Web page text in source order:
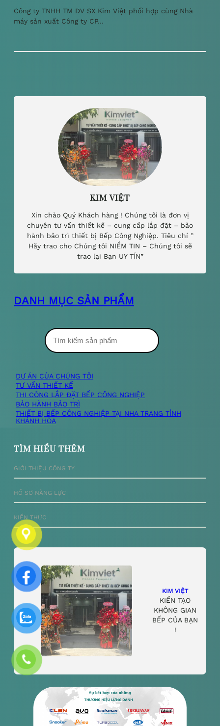
Công ty TNHH TM DV SX Kim Việt phối hợp cùng Nhà
máy sản xuất Công ty CP…
KIM VIỆT
Xin chào Quý Khách hàng ! Chúng tôi là đơn vị
chuyên tư vấn thiết kế – cung cấp lắp đặt – bảo
hành bảo trì thiết bị Bếp Công Nghiệp. Tiêu chí ”
Hãy trao cho Chúng tôi NIỀM TIN – Chúng tôi sẽ
trao lại Bạn UY TÍN”
DANH MỤC SẢN PHẨM
m
k
i
ế
m
DỰ ÁN CỦA CHÚNG TÔI
TƯ VẤN THIẾT KẾ
THI CÔNG LẮP ĐẶT BẾP CÔNG NGHIỆP
BẢO HÀNH BẢO TRÌ
THIẾT BỊ BẾP CÔNG NGHIỆP TẠI NHA TRANG TỈNH
KHÁNH HÒA
TÌM HIỂU THÊM
GIỚI THIỆU CÔNG TY
HỒ SƠ NĂNG LỰC
KIẾN THỨC
KIM VIỆT
KIẾN TẠO
KHÔNG GIAN
BẾP CỦA BẠN
!